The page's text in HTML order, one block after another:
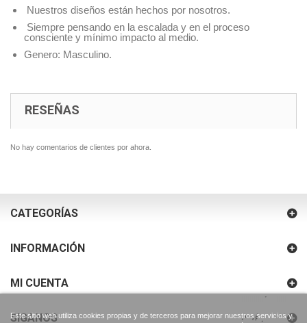
Nuestros diseños están hechos por nosotros.
Siempre pensando en la escalada y en el proceso
consciente y mínimo impacto al medio.
Genero: Masculino.
RESEÑAS
No hay comentarios de clientes por ahora.
CATEGORÍAS
INFORMACIÓN
MI CUENTA
SIGANOS
Este sitio web utiliza cookies propias y de terceros para mejorar nuestros servicios y